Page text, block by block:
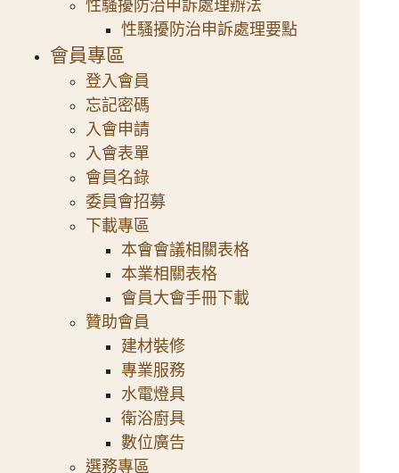
性騷擾防治申訴處理辦法
性騷擾防治申訴處理要點
會員專區
登入會員
忘記密碼
入會申請
入會表單
會員名錄
委員會招募
下載專區
本會會議相關表格
本業相關表格
會員大會手冊下載
贊助會員
建材裝修
專業服務
水電燈具
衛浴廚具
數位廣告
選務專區